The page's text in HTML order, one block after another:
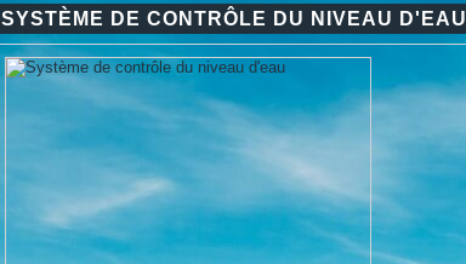
SYSTÈME DE CONTRÔLE DU NIVEAU D'EAU